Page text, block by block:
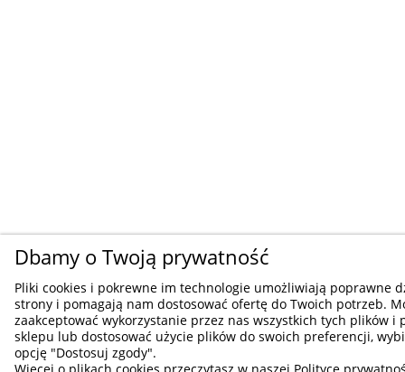
Dbamy o Twoją prywatność
Pliki cookies i pokrewne im technologie umożliwiają poprawne
strony i pomagają nam dostosować ofertę do Twoich potrzeb.
zaakceptować wykorzystanie przez nas wszystkich tych plików i
sklepu lub dostosować użycie plików do swoich preferencji,
opcję "Dostosuj zgody".